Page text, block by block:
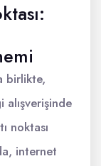
birlikte,
alışverişinde
noktası
internet